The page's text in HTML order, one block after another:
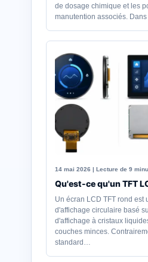
de dosage chimique et les
manutention associés.
14 mai 2026 | Lecture de 9
Qu'est-ce qu'un TFT
Un écran LCD TFT rond est
d'affichage circulaire basé
d'affichage à cristaux
couches minces.
standard…